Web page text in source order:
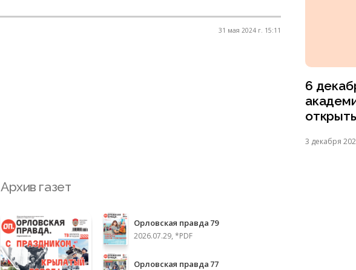
31 мая 2024 г. 15:11
6
3 декабря
Архив газет
Орловская правда 79
2026.07.29, *PDF
Орловская правда 77